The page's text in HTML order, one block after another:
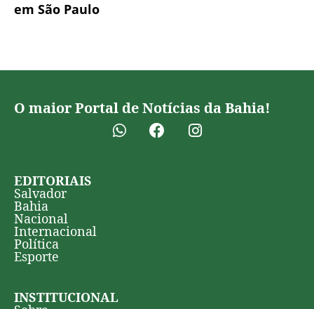
em São Paulo
O maior Portal de Notícias da Bahia!
EDITORIAIS
Salvador
Bahia
Nacional
Internacional
Política
Esporte
INSTITUCIONAL